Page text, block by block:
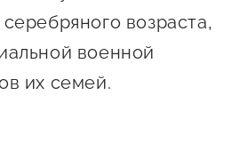
возраста,
военной
их семей.